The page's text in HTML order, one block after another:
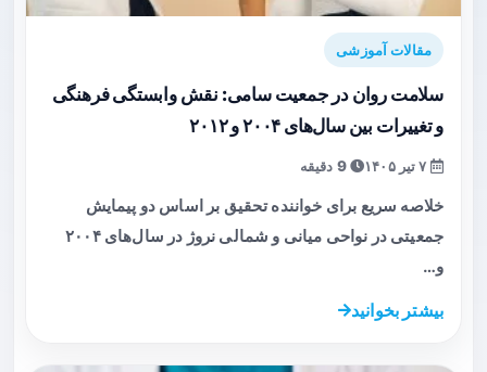
مقالات آموزشی
سلامت روان در جمعیت سامی: نقش وابستگی فرهنگی
و تغییرات بین سال‌های ۲۰۰۴ و ۲۰۱۲
9 دقیقه
خلاصه سریع برای خواننده تحقیق بر اساس دو پیمایش
جمعیتی در نواحی میانی و شمالی نروژ در سال‌های ۲۰۰۴
و…
بیشتر بخوانید